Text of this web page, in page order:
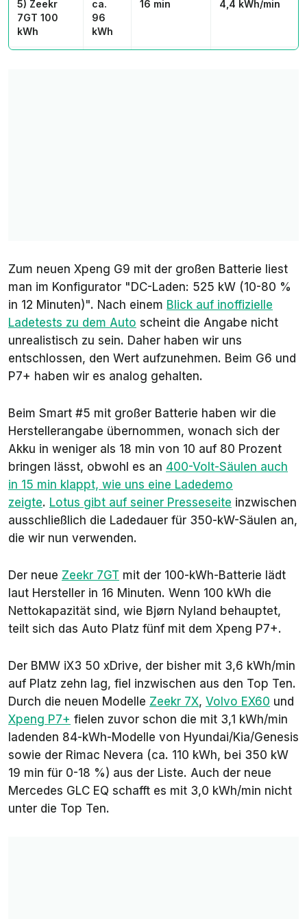
5) Zeekr
7GT 100
kWh
ca.
96
kWh
16 min 4,4 kWh/min
Eletre
109
kWh
10) Smart
#5 94 kWh
@350 kW
94
kWh
18 min 3,7 kWh/min
Zum neuen Xpeng G9 mit der großen Batterie liest
man im Konfigurator "DC-Laden: 525 kW (10-80 %
in 12 Minuten)". Nach einem Blick auf inoffizielle
Ladetests zu dem Auto scheint die Angabe nicht
unrealistisch zu sein. Daher haben wir uns
entschlossen, den Wert aufzunehmen. Beim G6 und
P7+ haben wir es analog gehalten.
Beim Smart #5 mit großer Batterie haben wir die
Herstellerangabe übernommen, wonach sich der
Akku in weniger als 18 min von 10 auf 80 Prozent
bringen lässt, obwohl es an 400-Volt-Säulen auch
in 15 min klappt, wie uns eine Ladedemo
zeigte. Lotus gibt auf seiner Presseseite inzwischen
ausschließlich die Ladedauer für 350-kW-Säulen an,
die wir nun verwenden.
Der neue Zeekr 7GT mit der 100-kWh-Batterie lädt
laut Hersteller in 16 Minuten. Wenn 100 kWh die
Nettokapazität sind, wie Bjørn Nyland behauptet,
teilt sich das Auto Platz fünf mit dem Xpeng P7+.
Der BMW iX3 50 xDrive, der bisher mit 3,6 kWh/min
auf Platz zehn lag, fiel inzwischen aus den Top Ten.
Durch die neuen Modelle Zeekr 7X, Volvo EX60 und
Xpeng P7+ fielen zuvor schon die mit 3,1 kWh/min
ladenden 84-kWh-Modelle von Hyundai/Kia/Genesis
sowie der Rimac Nevera (ca. 110 kWh, bei 350 kW
19 min für 0-18 %) aus der Liste. Auch der neue
Mercedes GLC EQ schafft es mit 3,0 kWh/min nicht
unter die Top Ten.